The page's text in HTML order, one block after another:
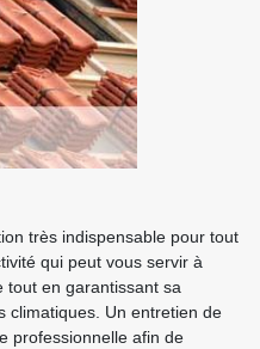
très indispensable pour tout
qui peut vous servir à
tout en garantissant sa
climatiques. Un entretien de
professionnelle afin de